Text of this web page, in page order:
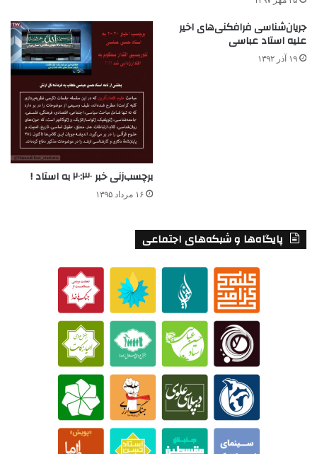
جریان‌شناسی فرافکنی‌های اخیر
علیه استاد عباسی
۱۹ آذر ۱۳۹۲
برچسب‌زنی خبر ۲۰:۳۰ به استاد !
۱۶ مرداد ۱۳۹۵
پایگاه‌ها و شبکه‌های اجتماعی